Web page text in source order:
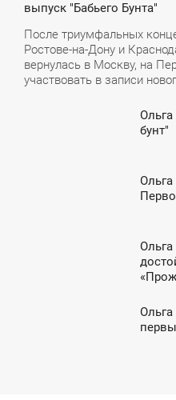
выпуск "Бабьего Бунта"
После триумфальных
Ростове-на-Дону и
вернулась в Москву, на
участвовать в записи
Ольга
бунт"
Ольга